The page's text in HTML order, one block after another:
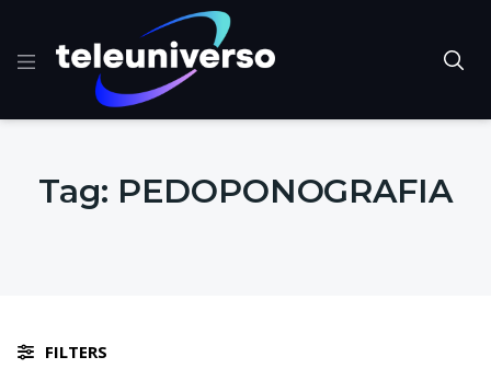
Tag: PEDOPONOGRAFIA
FILTERS